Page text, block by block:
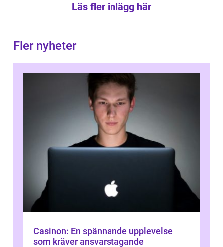
Läs fler inlägg här
Fler nyheter
Casinon: En spännande upplevelse
som kräver ansvarstagande